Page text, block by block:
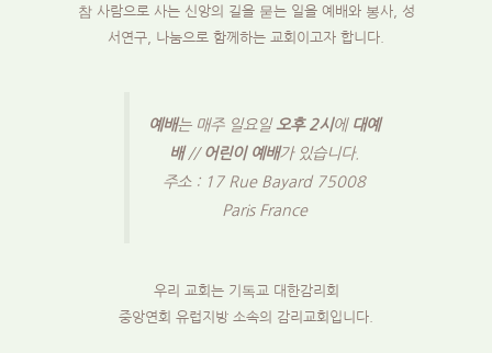
참 사람으로 사는 신앙의 길을 묻는 일을 예배와 봉사, 성
서연구, 나눔으로 함께하는 교회이고자 합니다.
예배는 매주 일요일오후 2시에 대예
배// 어린이 예배가 있습니다.
주소 : 17 Rue Bayard 75008
Paris France
우리 교회는 기독교 대한감리회
중앙연회 유럽지방 소속의 감리교회입니다.